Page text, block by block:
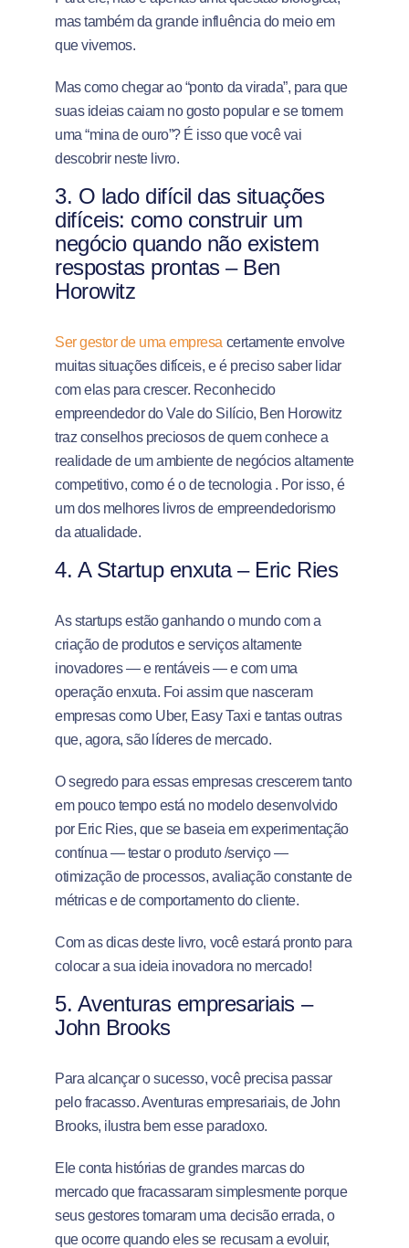
mas também da grande influência do meio em
que vivemos.
Mas como chegar ao “ponto da virada”, para que
suas ideias caiam no gosto popular e se tornem
uma “mina de ouro”? É isso que você vai
descobrir neste livro.
3. O lado difícil das situações
difíceis: como construir um
negócio quando não existem
respostas prontas – Ben
Horowitz
Ser gestor de uma empresa certamente envolve
muitas situações difíceis, e é preciso saber lidar
com elas para crescer. Reconhecido
empreendedor do Vale do Silício, Ben Horowitz
traz conselhos preciosos de quem conhece a
realidade de um ambiente de negócios altamente
competitivo, como é o de tecnologia . Por isso, é
um dos melhores livros de empreendedorismo
da atualidade.
4. A Startup enxuta – Eric Ries
As startups estão ganhando o mundo com a
criação de produtos e serviços altamente
inovadores — e rentáveis — e com uma
operação enxuta. Foi assim que nasceram
empresas como Uber, Easy Taxi e tantas outras
que, agora, são líderes de mercado.
O segredo para essas empresas crescerem tanto
em pouco tempo está no modelo desenvolvido
por Eric Ries, que se baseia em experimentação
contínua — testar o produto /serviço —
otimização de processos, avaliação constante de
métricas e de comportamento do cliente.
Com as dicas deste livro, você estará pronto para
colocar a sua ideia inovadora no mercado!
5. Aventuras empresariais –
John Brooks
Para alcançar o sucesso, você precisa passar
pelo fracasso. Aventuras empresariais, de John
Brooks, ilustra bem esse paradoxo.
Ele conta histórias de grandes marcas do
mercado que fracassaram simplesmente porque
seus gestores tomaram uma decisão errada, o
que ocorre quando eles se recusam a evoluir,